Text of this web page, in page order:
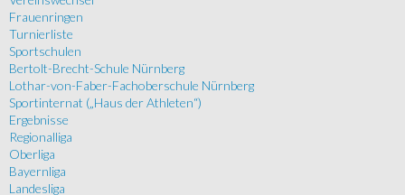
Frauenringen
Turnierliste
Sportschulen
Bertolt-Brecht-Schule Nürnberg
Lothar-von-Faber-Fachoberschule Nürnberg
Sportinternat („Haus der Athleten“)
Ergebnisse
Regionalliga
Oberliga
Bayernliga
Landesliga